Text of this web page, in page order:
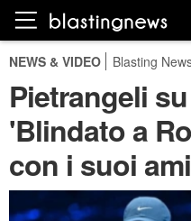
NEWS & VIDEO Blasting
Pietrangeli
'Blindato a
con i suoi